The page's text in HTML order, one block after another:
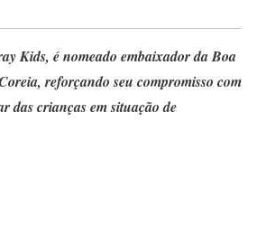
Kids, é nomeado embaixador da Boa
reforçando seu compromisso com
das crianças em situação de